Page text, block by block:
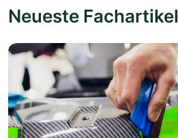
Neueste Fachartikel